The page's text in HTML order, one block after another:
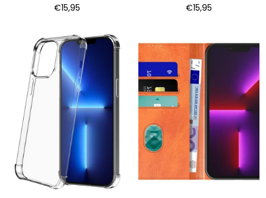
Normale
€15,95
Normale
€15,95